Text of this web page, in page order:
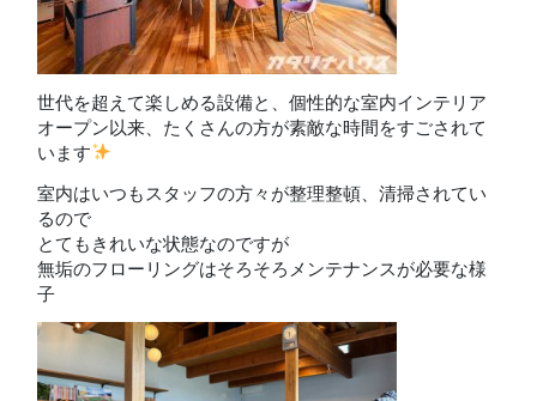
世代を超えて楽しめる設備と、個性的な室内インテリア
オープン以来、たくさんの方が素敵な時間をすごされて
います
室内はいつもスタッフの方々が整理整頓、清掃されてい
るので
とてもきれいな状態なのですが
無垢のフローリングはそろそろメンテナンスが必要な様
子